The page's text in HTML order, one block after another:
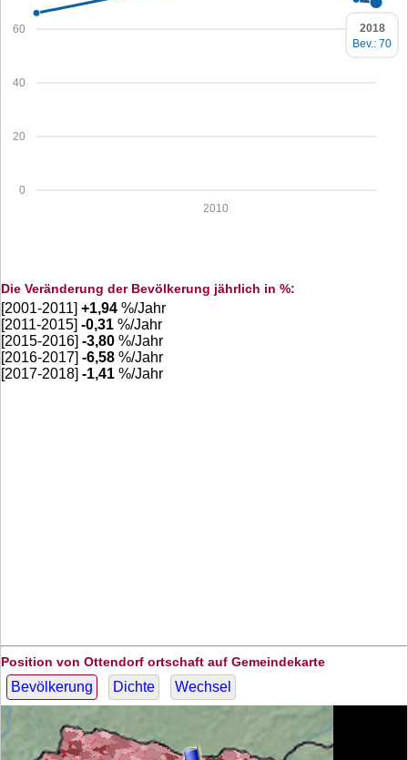
0
20
40
60
2010
2018
Bev.: 70
Die Veränderung der Bevölkerung jährlich in %:
[2001-2011] +1,94 %/Jahr
[2011-2015] -0,31 %/Jahr
[2015-2016] -3,80 %/Jahr
[2016-2017] -6,58 %/Jahr
[2017-2018] -1,41 %/Jahr
Position von Ottendorf ortschaft auf Gemeindekarte
Bevölkerung Dichte Wechsel